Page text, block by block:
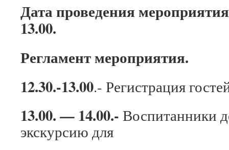
Дата проведения
13.00.
Регламент мероприятия.
12.30.-13.00.- Регистрация
13.00. — 14.00.- Воспитанники
экскурсию для